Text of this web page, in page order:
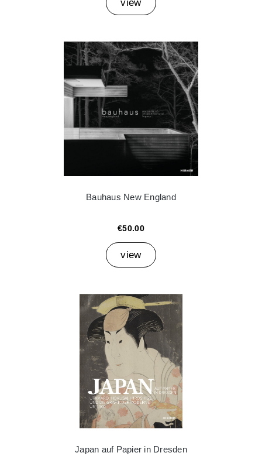
view
Bauhaus New England
€50.00
view
Japan auf Papier in Dresden